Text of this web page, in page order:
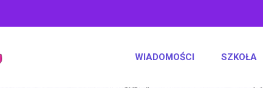
WIADOMOŚCI SZKOŁA